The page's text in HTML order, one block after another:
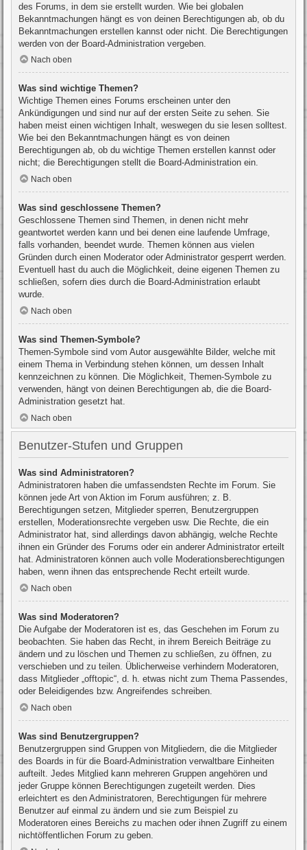
des Forums, in dem sie erstellt wurden. Wie bei globalen
Bekanntmachungen hängt es von deinen Berechtigungen ab, ob du
Bekanntmachungen erstellen kannst oder nicht. Die Berechtigungen
werden von der Board-Administration vergeben.
Nach oben
Was sind wichtige Themen?
Wichtige Themen eines Forums erscheinen unter den
Ankündigungen und sind nur auf der ersten Seite zu sehen. Sie
haben meist einen wichtigen Inhalt, weswegen du sie lesen solltest.
Wie bei den Bekanntmachungen hängt es von deinen
Berechtigungen ab, ob du wichtige Themen erstellen kannst oder
nicht; die Berechtigungen stellt die Board-Administration ein.
Nach oben
Was sind geschlossene Themen?
Geschlossene Themen sind Themen, in denen nicht mehr
geantwortet werden kann und bei denen eine laufende Umfrage,
falls vorhanden, beendet wurde. Themen können aus vielen
Gründen durch einen Moderator oder Administrator gesperrt werden.
Eventuell hast du auch die Möglichkeit, deine eigenen Themen zu
schließen, sofern dies durch die Board-Administration erlaubt
wurde.
Nach oben
Was sind Themen-Symbole?
Themen-Symbole sind vom Autor ausgewählte Bilder, welche mit
einem Thema in Verbindung stehen können, um dessen Inhalt
kennzeichnen zu können. Die Möglichkeit, Themen-Symbole zu
verwenden, hängt von deinen Berechtigungen ab, die die Board-
Administration gesetzt hat.
Nach oben
Benutzer-Stufen und Gruppen
Was sind Administratoren?
Administratoren haben die umfassendsten Rechte im Forum. Sie
können jede Art von Aktion im Forum ausführen; z. B.
Berechtigungen setzen, Mitglieder sperren, Benutzergruppen
erstellen, Moderationsrechte vergeben usw. Die Rechte, die ein
Administrator hat, sind allerdings davon abhängig, welche Rechte
ihnen ein Gründer des Forums oder ein anderer Administrator erteilt
hat. Administratoren können auch volle Moderationsberechtigungen
haben, wenn ihnen das entsprechende Recht erteilt wurde.
Nach oben
Was sind Moderatoren?
Die Aufgabe der Moderatoren ist es, das Geschehen im Forum zu
beobachten. Sie haben das Recht, in ihrem Bereich Beiträge zu
ändern und zu löschen und Themen zu schließen, zu öffnen, zu
verschieben und zu teilen. Üblicherweise verhindern Moderatoren,
dass Mitglieder „offtopic“, d. h. etwas nicht zum Thema Passendes,
oder Beleidigendes bzw. Angreifendes schreiben.
Nach oben
Was sind Benutzergruppen?
Benutzergruppen sind Gruppen von Mitgliedern, die die Mitglieder
des Boards in für die Board-Administration verwaltbare Einheiten
aufteilt. Jedes Mitglied kann mehreren Gruppen angehören und
jeder Gruppe können Berechtigungen zugeteilt werden. Dies
erleichtert es den Administratoren, Berechtigungen für mehrere
Benutzer auf einmal zu ändern und sie zum Beispiel zu
Moderatoren eines Bereichs zu machen oder ihnen Zugriff zu einem
nichtöffentlichen Forum zu geben.